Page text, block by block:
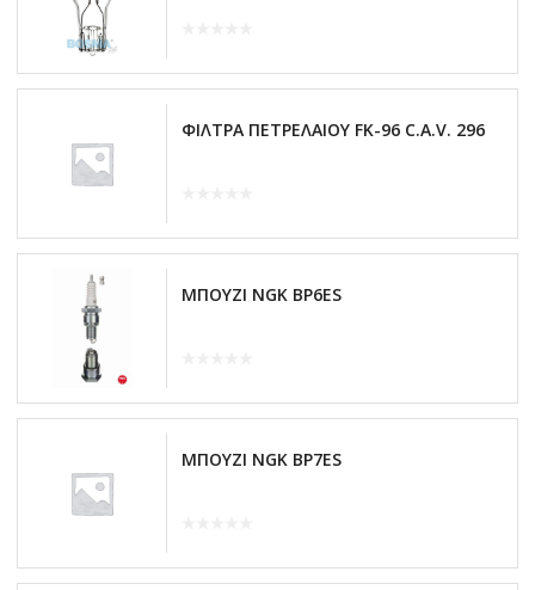
ΦΙΛΤΡΑ ΠΕΤΡΕΛΑΙΟΥ FK-96 C.A.V. 296
ΜΠΟΥΖΙ NGK BP6ES
ΜΠΟΥΖΙ NGK BP7ES